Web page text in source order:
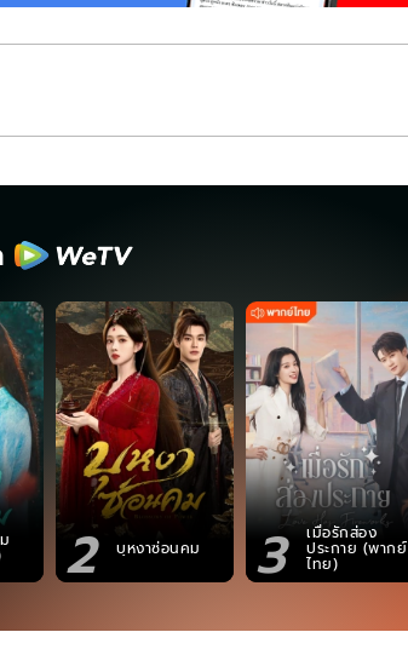
2 บุหงาซ่อนคม 3 เมื่อรักส่อง
ประกาย (พากย์
ไทย)